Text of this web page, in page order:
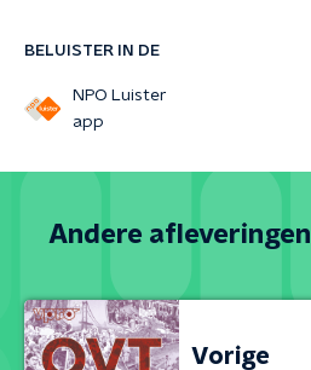
BELUISTER IN DE
NPO Luister
app
Andere afleveringen
Vorige